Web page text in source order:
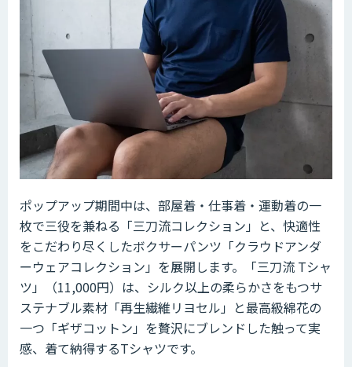
ポップアップ期間中は、部屋着・仕事着・運動着の一
枚で三役を兼ねる「三刀流コレクション」と、快適性
をこだわり尽くしたボクサーパンツ「クラウドアンダ
ーウェアコレクション」を展開します。「三刀流 Tシャ
ツ」（11,000円）は、シルク以上の柔らかさをもつサ
ステナブル素材「再生繊維リヨセル」と最高級綿花の
一つ「ギザコットン」を贅沢にブレンドした触って実
感、着て納得するTシャツです。